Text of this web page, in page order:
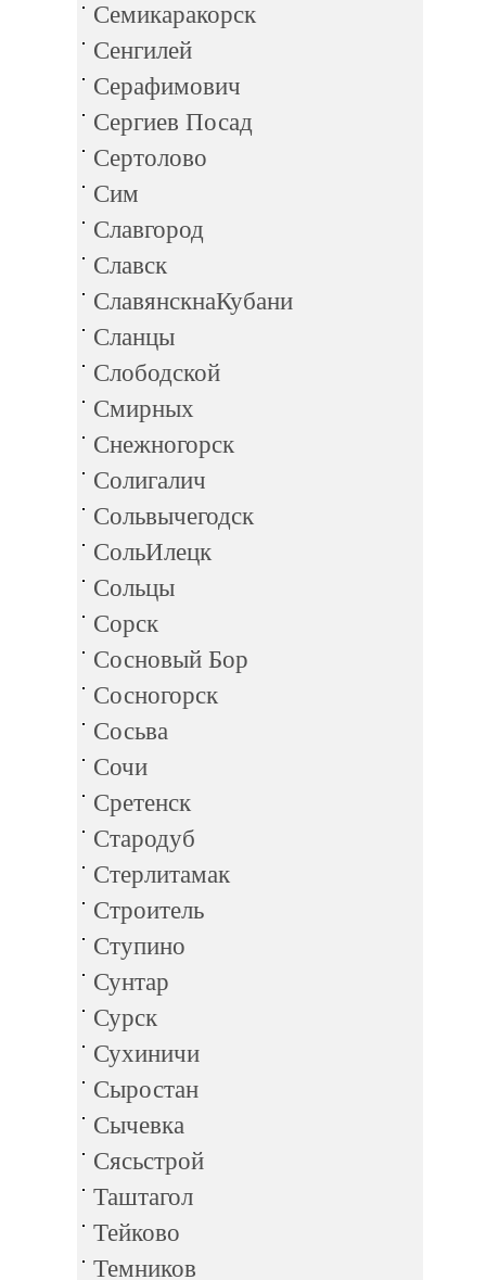
Семикаракорск
Сенгилей
Серафимович
Сергиев Посад
Сертолово
Сим
Славгород
Славск
СлавянскнаКубани
Сланцы
Слободской
Смирных
Снежногорск
Солигалич
Сольвычегодск
СольИлецк
Сольцы
Сорск
Сосновый Бор
Сосногорск
Сосьва
Сочи
Сретенск
Стародуб
Стерлитамак
Строитель
Ступино
Сунтар
Сурск
Сухиничи
Сыростан
Сычевка
Сясьстрой
Таштагол
Тейково
Темников